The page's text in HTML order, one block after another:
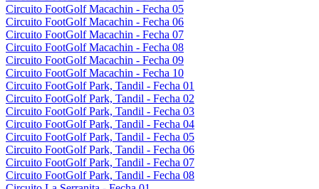
Circuito FootGolf Macachin - Fecha 05
Circuito FootGolf Macachin - Fecha 06
Circuito FootGolf Macachin - Fecha 07
Circuito FootGolf Macachin - Fecha 08
Circuito FootGolf Macachin - Fecha 09
Circuito FootGolf Macachin - Fecha 10
Circuito FootGolf Park, Tandil - Fecha 01
Circuito FootGolf Park, Tandil - Fecha 02
Circuito FootGolf Park, Tandil - Fecha 03
Circuito FootGolf Park, Tandil - Fecha 04
Circuito FootGolf Park, Tandil - Fecha 05
Circuito FootGolf Park, Tandil - Fecha 06
Circuito FootGolf Park, Tandil - Fecha 07
Circuito FootGolf Park, Tandil - Fecha 08